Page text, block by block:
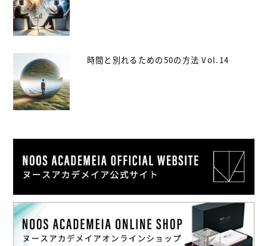
時間と別れるための50の方法 Vol.14